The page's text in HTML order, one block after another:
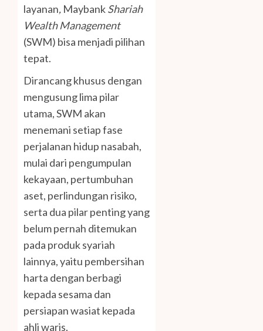
layanan, MaybankShariah
Wealth Management
(SWM) bisa menjadi pilihan
tepat.
Dirancang khusus dengan
mengusung lima pilar
utama, SWM akan
menemani setiap fase
perjalanan hidup nasabah,
mulai dari pengumpulan
kekayaan, pertumbuhan
aset, perlindungan risiko,
serta dua pilar penting yang
belum pernah ditemukan
pada produk syariah
lainnya, yaitu pembersihan
harta dengan berbagi
kepada sesama dan
persiapan wasiat kepada
ahli waris.